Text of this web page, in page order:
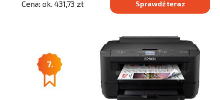
Cena: ok. 431,73 zł Sprawdź teraz
7.